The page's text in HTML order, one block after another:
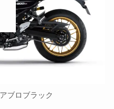
ブロブラック